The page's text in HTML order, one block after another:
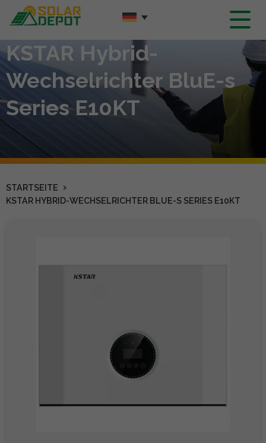
Hauptinhalt
KSTAR Hybrid-
Wechselrichter BluE-s
Series E10KT
STARTSEITE ›
KSTAR HYBRID-WECHSELRICHTER BLUE-S SERIES E10KT